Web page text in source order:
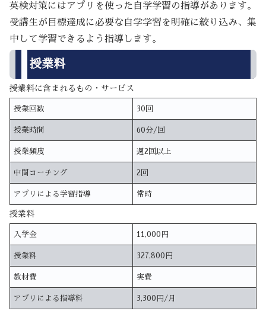
英検対策にはアプリを使った自学学習の指導があります。
受講生が目標達成に必要な自学学習を明確に絞り込み、集
中して学習できるよう指導します。
授業料
授業料に含まれるもの・サービス
授業回数 30回
授業時間 60分/回
授業頻度 週2回以上
中間コーチング 2回
アプリによる学習指導 常時
授業料
入学金 11,000円
授業料 327,800円
教材費 実費
アプリによる指導料 3,300円/月